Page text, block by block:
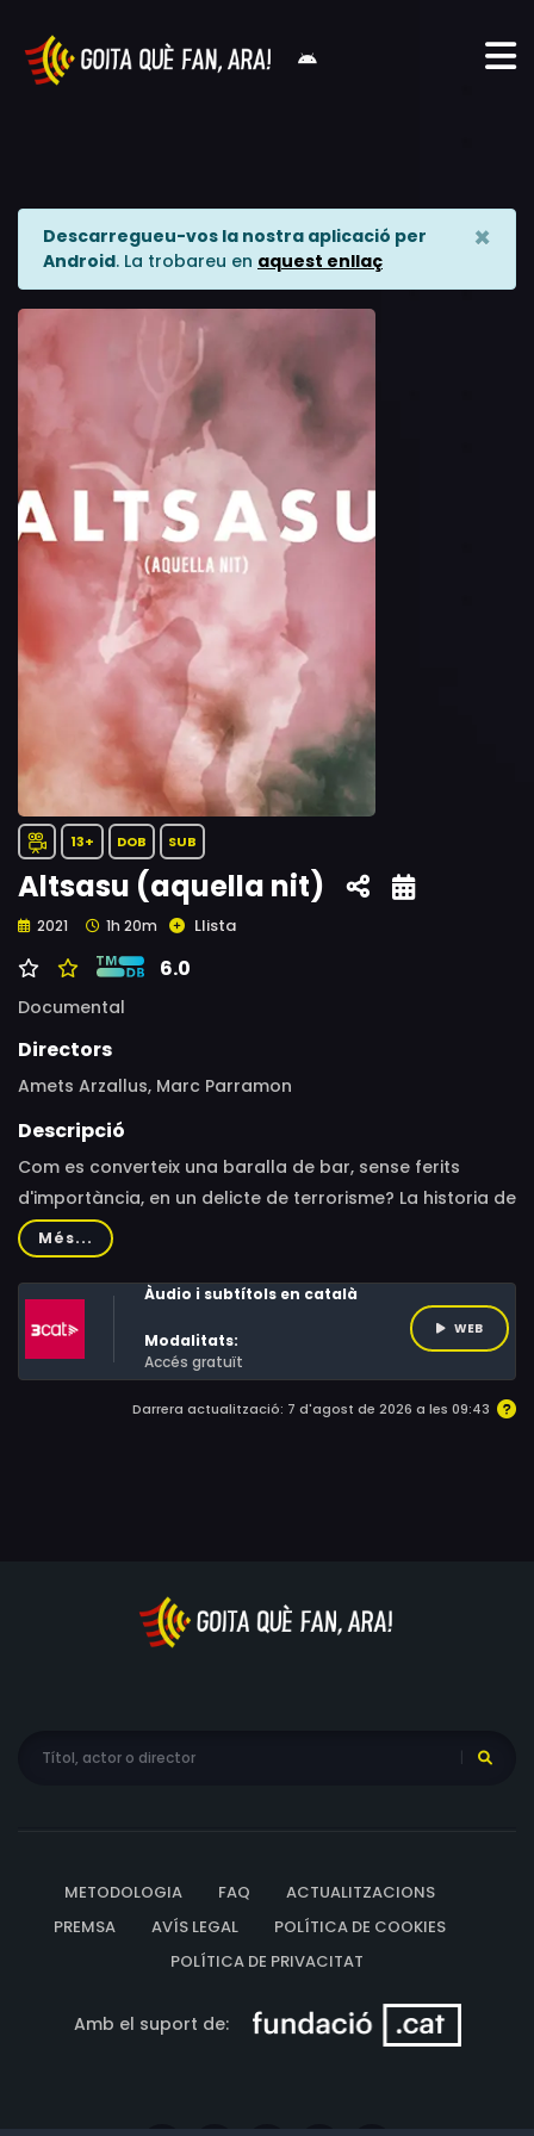
Descarregueu-vos la nostra aplicació per
Android. La trobareu en aquest enllaç
×
13+ DOB SUB
Altsasu (aquella nit)
2021 1h 20m Llista
6.0
Documental
Directors
Amets Arzallus, Marc Parramon
Descripció
Com es converteix una baralla de bar, sense ferits
d'importància, en un delicte de terrorisme? La historia de
vuit joves bascos a qui el fiscal de l'Audiència Nacional
va demanar presó pel que considerava un atac
terrorista.
Més...
Àudio i subtítols en català
Modalitats:
Accés gratuït
WEB
Darrera actualització: 7 d'agost de 2026 a les 09:43
METODOLOGIA FAQ
ACTUALITZACIONS
PREMSA
AVÍS LEGAL
POLÍTICA DE COOKIES
POLÍTICA DE PRIVACITAT
Amb el suport de: